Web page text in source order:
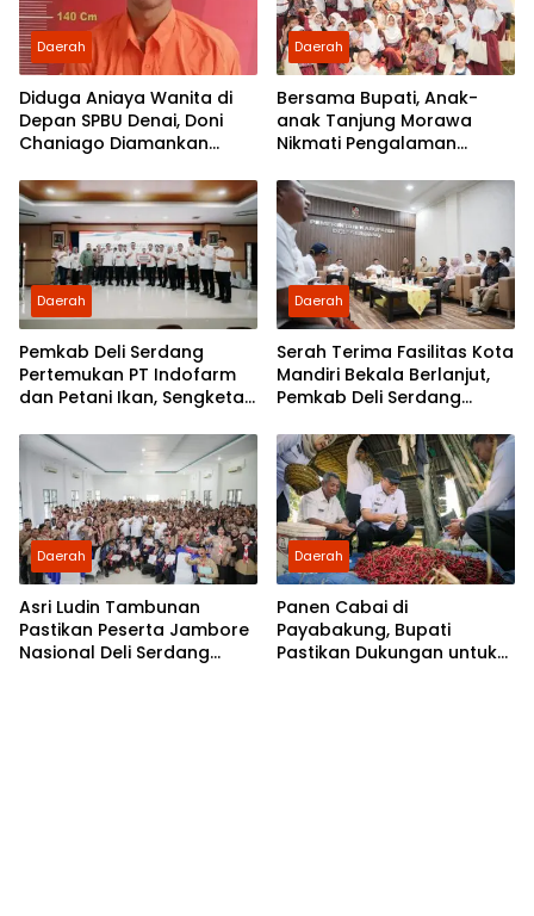
Daerah
Diduga Aniaya Wanita di
Depan SPBU Denai, Doni
Chaniago Diamankan
Daerah
Bersama Bupati, Anak-
anak Tanjung Morawa
Nikmati Pengalaman
Daerah
Pemkab Deli Serdang
Pertemukan PT Indofarm
dan Petani Ikan, Sengketa
Daerah
Serah Terima Fasilitas Kota
Mandiri Bekala Berlanjut,
Pemkab Deli Serdang
Daerah
Asri Ludin Tambunan
Pastikan Peserta Jambore
Nasional Deli Serdang
Daerah
Panen Cabai di
Payabakung, Bupati
Pastikan Dukungan untuk